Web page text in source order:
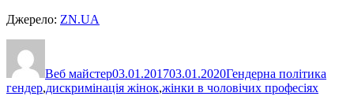
Джерело: ZN.UA
Веб майстер03.01.201703.01.2020Гендерна політика
гендер,дискримінація жінок,жінки в чоловічих професіях